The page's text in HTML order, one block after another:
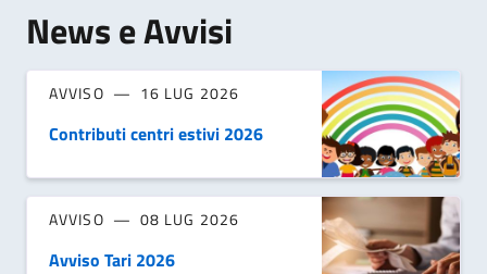
News e Avvisi
AVVISO 16 LUG 2026
Contributi centri estivi 2026
AVVISO 08 LUG 2026
Avviso Tari 2026